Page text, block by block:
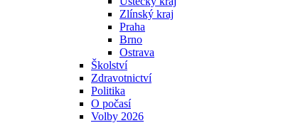
Zlínský kraj
Praha
Brno
Ostrava
Školství
Zdravotnictví
Politika
O počasí
Volby 2026